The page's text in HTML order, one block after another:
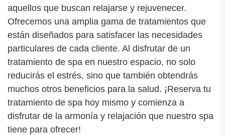
aquellos que buscan relajarse y rejuvenecer.
Ofrecemos una amplia gama de tratamientos que
están diseñados para satisfacer las necesidades
particulares de cada cliente. Al disfrutar de un
tratamiento de spa en nuestro espacio, no solo
reducirás el estrés, sino que también obtendrás
muchos otros beneficios para la salud. ¡Reserva tu
tratamiento de spa hoy mismo y comienza a
disfrutar de la armonía y relajación que nuestro spa
tiene para ofrecer!